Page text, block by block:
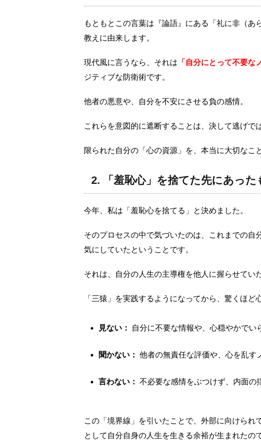
もともとこの言葉は『論語』にある「礼に非（あ
教えに由来します。
現代風に言うなら、それは 「自分にとって不要な
ジティブな防衛術です。
他者の悪意や、自分を不安にさせる負の感情。
これらを意図的に遮断することは、決して逃げで
限られた自分の「心の資源」を、本当に大切なこ
2. 「羞恥心」を捨てた先にあった
今年、私は「羞恥心を捨てる」と決めました。
そのプロセスの中で気づいたのは、これまでの自
気にしていたということです。
それは、自分の人生の主導権を他人に握らせてい
「三猿」を実践するようになってから、驚くほど
見ない： 自分に不要な情報や、心穏やかでい
聞かない： 他者の無責任な評価や、心を乱す
言わない： 不必要な感情をぶつけず、内面の
この「境界線」を引いたことで、外部に向けら
として自分自身の人生を生きる余裕が生まれたの